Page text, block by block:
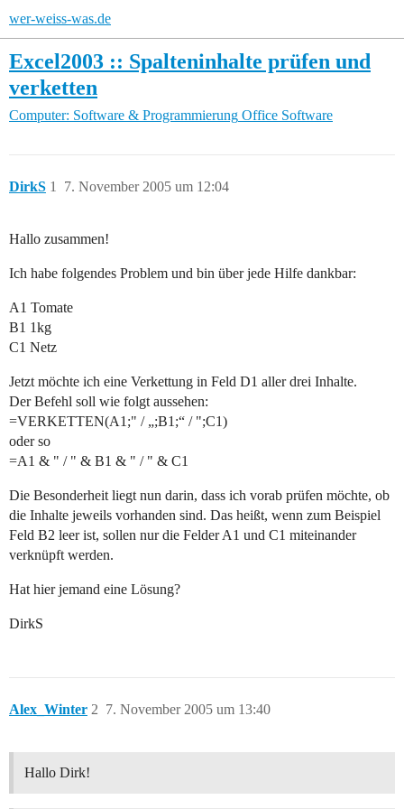
wer-weiss-was.de
Excel2003 :: Spalteninhalte prüfen und
verketten
Computer: Software & Programmierung Office Software
DirkS 7. November 2005 um 12:04
1
Hallo zusammen!
Ich habe folgendes Problem und bin über jede Hilfe dankbar:
A1 Tomate
B1 1kg
C1 Netz
Jetzt möchte ich eine Verkettung in Feld D1 aller drei Inhalte.
Der Befehl soll wie folgt aussehen:
=VERKETTEN(A1;" / „;B1;“ / ";C1)
oder so
=A1 & " / " & B1 & " / " & C1
Die Besonderheit liegt nun darin, dass ich vorab prüfen möchte, ob
die Inhalte jeweils vorhanden sind. Das heißt, wenn zum Beispiel
Feld B2 leer ist, sollen nur die Felder A1 und C1 miteinander
verknüpft werden.
Hat hier jemand eine Lösung?
DirkS
Alex_Winter 7. November 2005 um 13:40
2
Hallo Dirk!